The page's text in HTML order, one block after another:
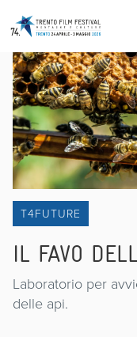
T4FUTURE
IL FAVO
Laboratorio per
delle api.